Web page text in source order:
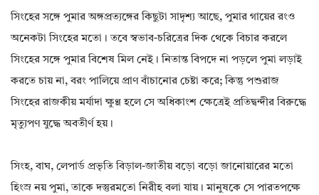
সিংহের সঙ্গে পুমার অঙ্গপ্রত্যঙ্গের কিছুটা সাদৃশ্য আছে, পুমার গায়ের রংও
অনেকটা সিংহের মতো। তবে স্বভাব-চরিত্রের দিক থেকে বিচার করলে
সিংহের সঙ্গে পুমার বিশেষ মিল নেই। নিতান্ত বিপদে না পড়লে পুমা লড়াই
করতে চায় না, বরং পালিয়ে প্রাণ বাঁচানোর চেষ্টা করে; কিন্তু পশুরাজ
সিংহের রাজকীয় মর্যাদা ক্ষুণ্ণ হলে সে অধিকাংশ ক্ষেত্রেই প্রতিদ্বন্দীর বিরুদ্ধে
মৃত্যুপণ যুদ্ধে অবতীর্ণ হয়।
সিংহ, বাঘ, লেপার্ড প্রভৃতি বিড়াল-জাতীয় বড়ো বড়ো জানোয়ারের মতো
হিংস্র নয় পুমা, তাকে দস্তুরমতো নিরীহ বলা যায়। মানুষকে সে পারতপক্ষে